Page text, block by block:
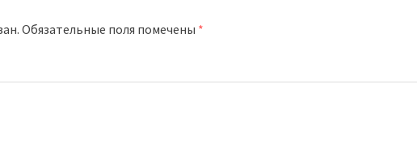
Обязательные поля помечены *